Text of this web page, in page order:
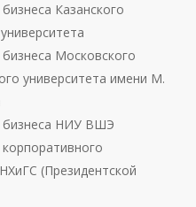
Казанского
Московского
университета имени М.
НИУ ВШЭ
(Президентской